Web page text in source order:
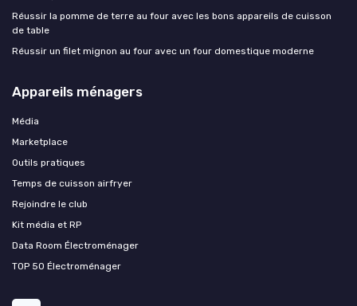
Réussir la pomme de terre au four avec les bons appareils de cuisson
de table
Réussir un filet mignon au four avec un four domestique moderne
Appareils ménagers
Média
Marketplace
Outils pratiques
Temps de cuisson airfryer
Rejoindre le club
Kit média et RP
Data Room Électroménager
TOP 50 Électroménager